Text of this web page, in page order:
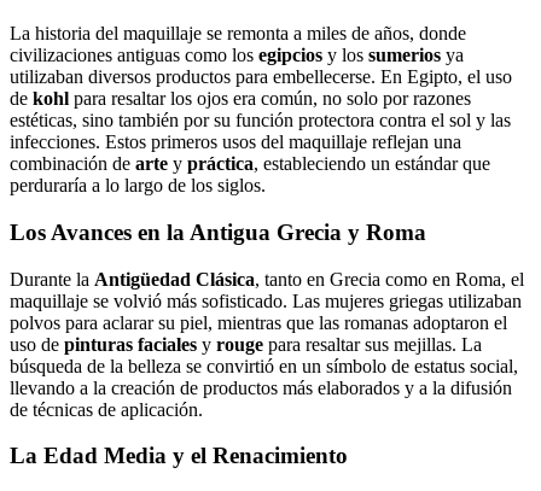
La historia del maquillaje se remonta a miles de años, donde
civilizaciones antiguas como los egipcios y los sumerios ya
utilizaban diversos productos para embellecerse. En Egipto, el uso
de kohl para resaltar los ojos era común, no solo por razones
estéticas, sino también por su función protectora contra el sol y las
infecciones. Estos primeros usos del maquillaje reflejan una
combinación de arte y práctica, estableciendo un estándar que
perduraría a lo largo de los siglos.
Los Avances en la Antigua Grecia y Roma
Durante la Antigüedad Clásica, tanto en Grecia como en Roma, el
maquillaje se volvió más sofisticado. Las mujeres griegas utilizaban
polvos para aclarar su piel, mientras que las romanas adoptaron el
uso de pinturas faciales y rouge para resaltar sus mejillas. La
búsqueda de la belleza se convirtió en un símbolo de estatus social,
llevando a la creación de productos más elaborados y a la difusión
de técnicas de aplicación.
La Edad Media y el Renacimiento